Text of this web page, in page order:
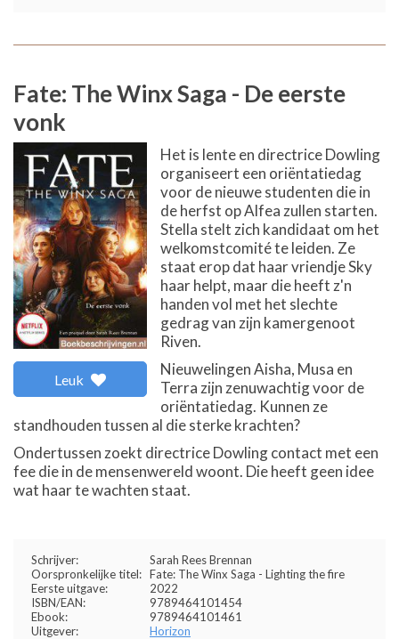
Fate: The Winx Saga - De eerste
vonk
Leuk
Het is lente en directrice Dowling
organiseert een oriëntatiedag
voor de nieuwe studenten die in
de herfst op Alfea zullen starten.
Stella stelt zich kandidaat om het
welkomstcomité te leiden. Ze
staat erop dat haar vriendje Sky
haar helpt, maar die heeft z'n
handen vol met het slechte
gedrag van zijn kamergenoot
Riven.
Nieuwelingen Aisha, Musa en
Terra zijn zenuwachtig voor de
oriëntatiedag. Kunnen ze
standhouden tussen al die sterke krachten?
Ondertussen zoekt directrice Dowling contact met een
fee die in de mensenwereld woont. Die heeft geen idee
wat haar te wachten staat.
Schrijver:
Sarah Rees Brennan
Oorspronkelijke titel: Fate: The Winx Saga - Lighting the fire
Eerste uitgave:
2022
ISBN/EAN:
9789464101454
Ebook:
9789464101461
Uitgever:
Horizon